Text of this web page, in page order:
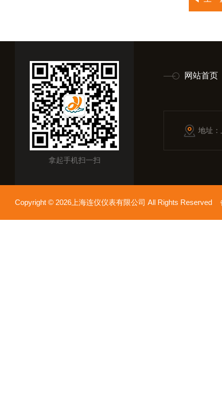
拿起手机扫一扫
网站首页
地址
Copyright © 2026上海连仪仪表有限公司 All Rights Reserved